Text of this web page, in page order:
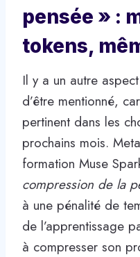
pensée » :
tokens,
Il y a un autre
d’être mentionné,
pertinent dans les
prochains mois.
formation Muse
compression de la
à une pénalité de
de l’apprentissage
à compresser son